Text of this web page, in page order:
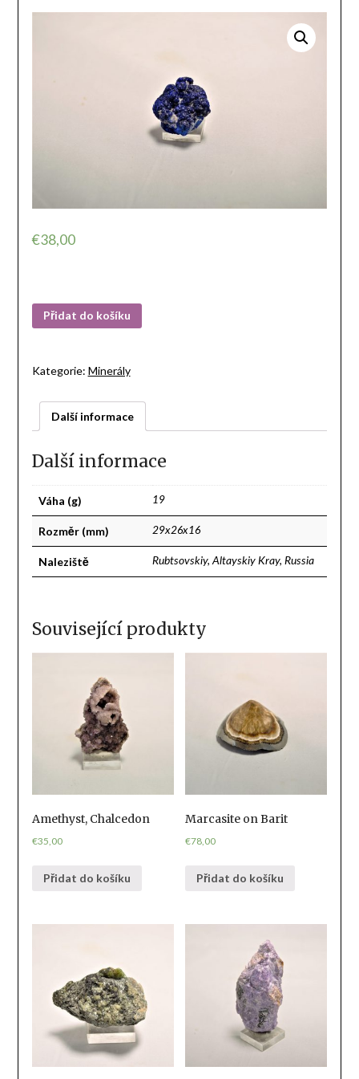
€38,00
Přidat do košíku
Kategorie: Minerály
Další informace
Další informace
Váha (g) 19
Rozměr (mm) 29x26x16
Naleziště Rubtsovskiy, Altayskiy Kray, Russia
Související produkty
Amethyst, Chalcedon
€35,00
Přidat do košíku
Marcasite on Barit
€78,00
Přidat do košíku